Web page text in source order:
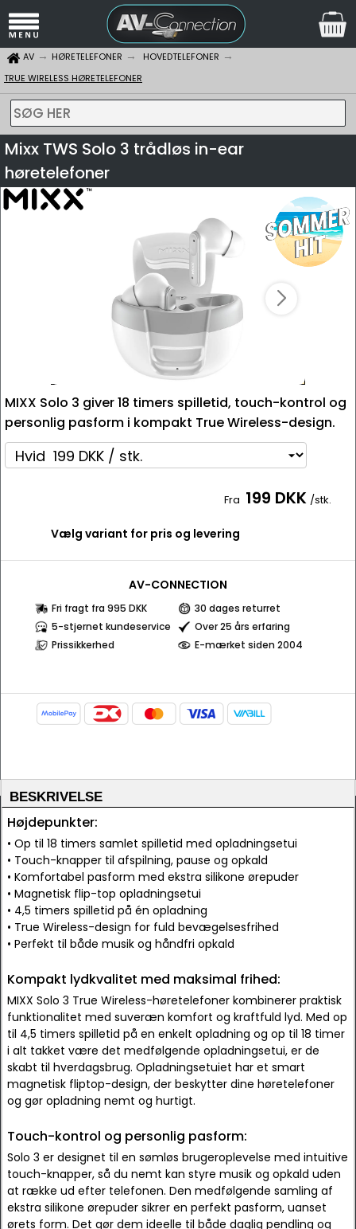
AV HØRETELEFONER
HOVEDTELEFONER
TRUE WIRELESS HØRETELEFONER
SØG HER
Mixx TWS Solo 3 trådløs in-ear
høretelefoner
MIXX Solo 3 giver 18 timers spilletid, touch-kontrol og
personlig pasform i kompakt True Wireless-design.
Fra 199 DKK /stk.
Vælg variant for pris og levering
AV-CONNECTION
Fri fragt fra 995 DKK
30 dages returret
5-stjernet kundeservice
Over 25 års erfaring
Prissikkerhed
E-mærket siden 2004
BESKRIVELSE
Højdepunkter:
• Op til 18 timers samlet spilletid med opladningsetui
• Touch-knapper til afspilning, pause og opkald
• Komfortabel pasform med ekstra silikone ørepuder
• Magnetisk flip-top opladningsetui
• 4,5 timers spilletid på én opladning
• True Wireless-design for fuld bevægelsesfrihed
• Perfekt til både musik og håndfri opkald
Kompakt lydkvalitet med maksimal frihed:
MIXX Solo 3 True Wireless-høretelefoner kombinerer praktisk
funktionalitet med suveræn komfort og kraftfuld lyd. Med op
til 4,5 timers spilletid på en enkelt opladning og op til 18 timer
i alt takket være det medfølgende opladningsetui, er de
skabt til hverdagsbrug. Opladningsetuiet har et smart
magnetisk fliptop-design, der beskytter dine høretelefoner
og gør opladning nemt og hurtigt.
Touch-kontrol og personlig pasform:
Solo 3 er designet til en sømløs brugeroplevelse med intuitive
touch-knapper, så du nemt kan styre musik og opkald uden
at række ud efter telefonen. Den medfølgende samling af
ekstra silikone ørepuder sikrer en perfekt pasform, uanset
ørets form. Det gør dem ideelle til både daglig pendling og